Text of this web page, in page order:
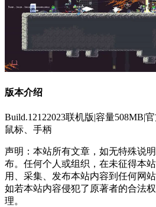
版本介绍
Build.12122023联机版|容量508MB|
鼠标、手柄
声明：本站所有文章，如无特殊说
布。任何个人或组织，在未征得本
用、采集、发布本站内容到任何网
如若本站内容侵犯了原著者的合法
理。